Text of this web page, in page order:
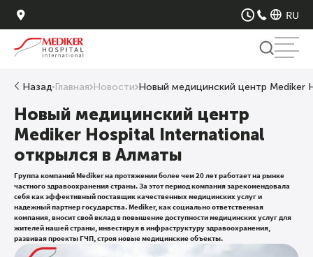
г. Алматы, ул. Азербаева, 67
РЕЖИМ РАБОТЫ
ВС 09:00-14:00
МРТ-КТ
СБ09:00-13:00
ПРОЦЕДУРНЫЙ
ПН-ПТ08:00-18:30
СБ09:00-13:00
ВС09:00-13:00
+7 700 313 11 13
+7 727 313 11 13
+ 7 701 313 90 11
RU
RU
ENG
Назад Главная Новости Новый медицинский центр Mediker
Новый медицинский центр
Mediker Hospital International
открылся в Алматы
Группа компаний Mediker на протяжении более чем 20 лет работает на рынке
частного здравоохранения страны. За этот период компания зарекомендовала
себя как эффективный поставщик качественных медицинских услуг и
надежный партнер государства. Mediker, как социально ответственная
компания, вносит свой вклад в повышение доступности медицинских услуг для
жителей нашей страны, инвестируя в инфраструктуру здравоохранения,
развивая проекты ГЧП, строя новые медицинские объекты.